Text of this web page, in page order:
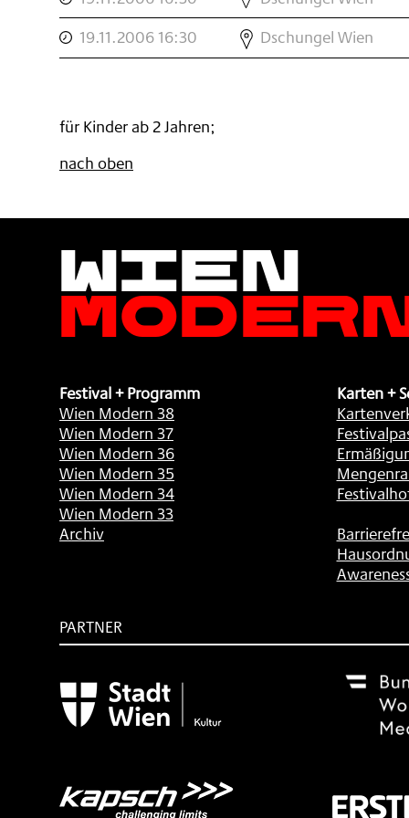
DER
GLÜCKLICHE
PRINZ
WIEN
MODERN
DER
19.11.2006 16:30
,
DSCHUNGEL
WIEN
Dschungel Wien
für Kinder ab 2 Jahren;
nach oben
Wien
Festival + Programm
Wien Modern 38
Wien Modern 37
Wien Modern 36
Wien Modern 35
Wien Modern 34
Wien Modern 33
Archiv
Karten +
PARTNER